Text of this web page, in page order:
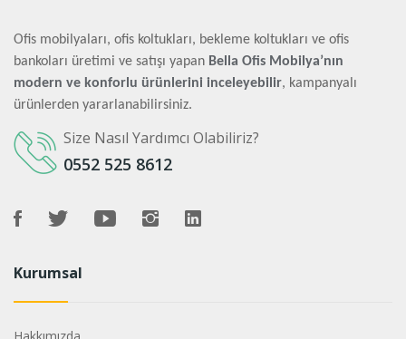
Ofis mobilyaları, ofis koltukları, bekleme koltukları ve ofis
bankoları üretimi ve satışı yapan Bella Ofis Mobilya’nın
modern ve konforlu ürünlerini inceleyebilir, kampanyalı
ürünlerden yararlanabilirsiniz.
Size Nasıl Yardımcı Olabiliriz?
0552 525 8612
Kurumsal
Hakkımızda